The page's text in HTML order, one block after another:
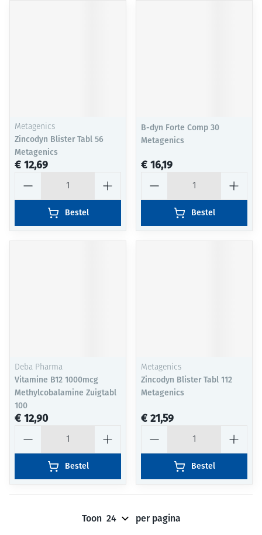
Metagenics
Zincodyn Blister Tabl 56
Metagenics
€ 12,69
Bestel
B-dyn Forte Comp 30
Metagenics
€ 16,19
Bestel
Deba Pharma
Vitamine B12 1000mcg
Methylcobalamine Zuigtabl
100
€ 12,90
Bestel
Metagenics
Zincodyn Blister Tabl 112
Metagenics
€ 21,59
Bestel
Toon per pagina